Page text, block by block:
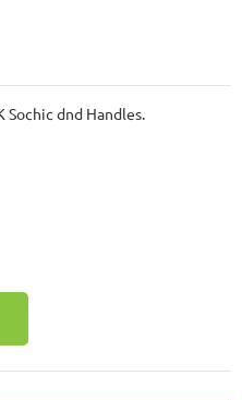
dnd Handles.